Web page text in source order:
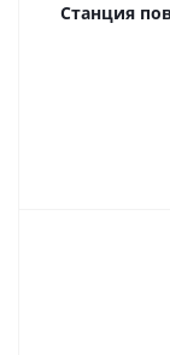
Станция